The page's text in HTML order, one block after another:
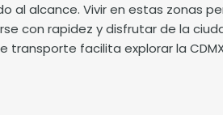
al alcance. Vivir en estas zonas
con rapidez y disfrutar de la
transporte facilita explorar la